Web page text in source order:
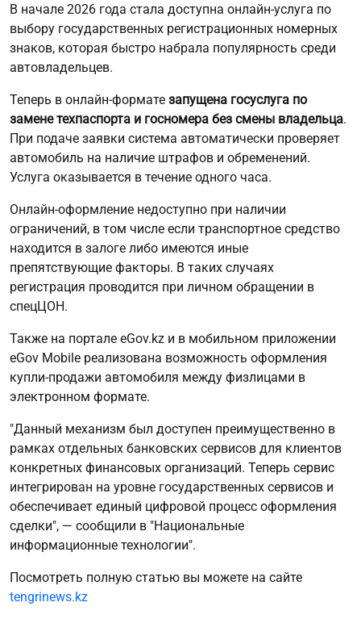
В начале 2026 года стала доступна онлайн-услуга по
выбору государственных регистрационных номерных
знаков, которая быстро набрала популярность среди
автовладельцев.
Теперь в онлайн-формате запущена госуслуга по
замене техпаспорта и госномера без смены владельца.
При подаче заявки система автоматически проверяет
автомобиль на наличие штрафов и обременений.
Услуга оказывается в течение одного часа.
Онлайн-оформление недоступно при наличии
ограничений, в том числе если транспортное средство
находится в залоге либо имеются иные
препятствующие факторы. В таких случаях
регистрация проводится при личном обращении в
спецЦОН.
Также на портале eGov.kz и в мобильном приложении
eGov Mobile реализована возможность оформления
купли-продажи автомобиля между физлицами в
электронном формате.
"Данный механизм был доступен преимущественно в
рамках отдельных банковских сервисов для клиентов
конкретных финансовых организаций. Теперь сервис
интегрирован на уровне государственных сервисов и
обеспечивает единый цифровой процесс оформления
сделки", — сообщили в "Национальные
информационные технологии".
Посмотреть полную статью вы можете на сайте
tengrinews.kz